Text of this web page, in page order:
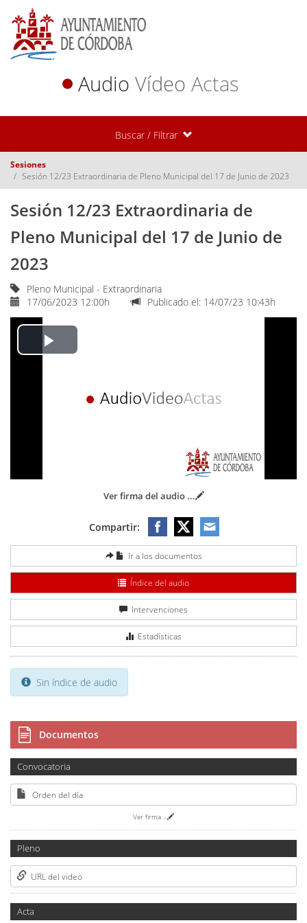
Audio Vídeo Actas
Buscar / Filtrar
Sesiones
Sesión 12/23 Extraordinaria de Pleno Municipal del 17 de Junio de 2023
Sesión 12/23 Extraordinaria de
Pleno Municipal del 17 de Junio de
2023
Pleno Municipal - Extraordinaria
17/06/2023 12:00h
Publicado el: 14/07/23 10:43h
Play
Ver firma del audio ...
Compartir:
Ir a los documentos
Índice del audio
Intervenciones
Estadísticas
Sin índice de audio
Documentos
Convocatoria
Orden del día
Ver firma ...
Pleno
URL del video
Acta